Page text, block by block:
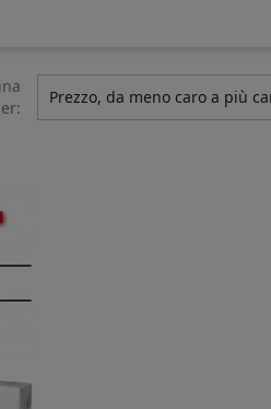
Prezzo, da meno caro a più